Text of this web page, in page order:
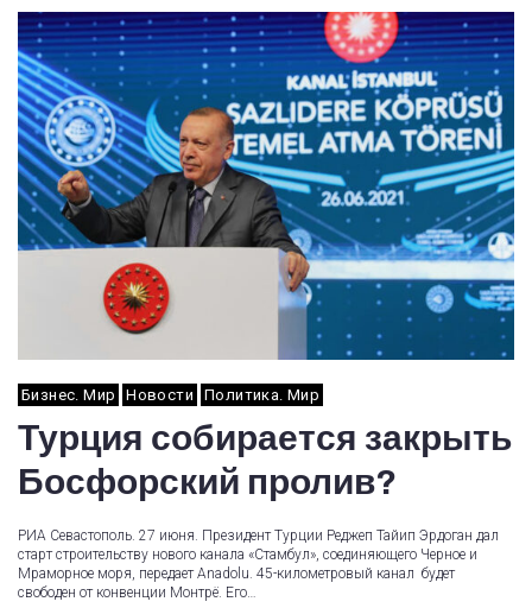
Бизнес. Мир Новости Политика. Мир
Турция собирается закрыть
Босфорский пролив?
РИА Севастополь. 27 июня. Президент Турции Реджеп Тайип Эрдоган дал
старт строительству нового канала «Стамбул», соединяющего Черное и
Мраморное моря, передает Anadolu. 45-километровый канал будет
свободен от конвенции Монтрё. Его…